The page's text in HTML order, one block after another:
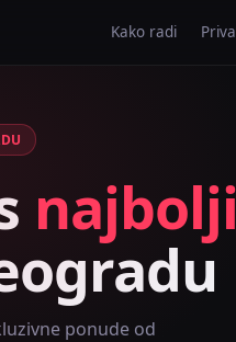
Kako radi
najbolji
ponude od